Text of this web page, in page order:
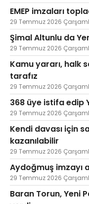
EMEP imzaları
29 Temmuz 2026
Şimal Altunlu da
29 Temmuz 2026
Kamu yararı, halk
tarafız
29 Temmuz 2026
368 üye istifa edip
29 Temmuz 2026
Kendi davası için
kazanılabilir
29 Temmuz 2026
Aydoğmuş imzayı
29 Temmuz 2026
Baran Torun, Yeni